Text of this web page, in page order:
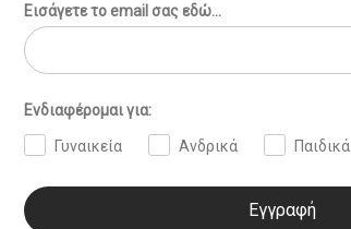
Εισάγετε το email σας εδώ...
Ενδιαφέρομαι για:
Γυναικεία Ανδρικά Παιδικά
Εγγραφή